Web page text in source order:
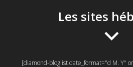
Les sites
[diamond-bloglist date_format="d M. Y"